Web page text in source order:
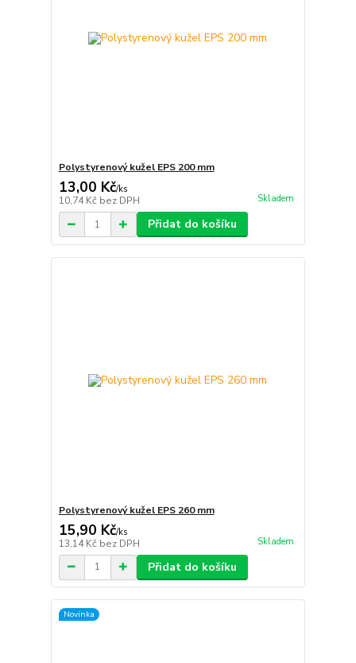
Polystyrenový kužel EPS 200 mm
13,00 Kč/ks
10,74 Kč bez DPH Skladem
Přidat do košíku
Polystyrenový kužel EPS 260 mm
15,90 Kč/ks
13,14 Kč bez DPH Skladem
Přidat do košíku
Novinka